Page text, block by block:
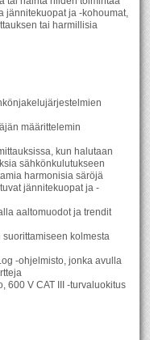
jännitekuopat ja -kohoumat,
tai harmillisia
määrittelemin
kun halutaan
sähkönkulutukseen
harmonisia säröjä
jännitekuopat ja -
aaltomuodot ja trendit
kolmesta
-ohjelmisto, jonka avulla
600 V CAT III -turvaluokitus